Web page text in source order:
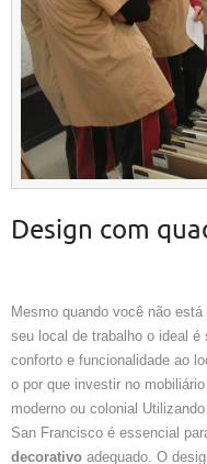
Design com
Mesmo quando você não
seu local de trabalho o ideal é
conforto e funcionalidade ao
o por que investir no
moderno ou colonial
San Francisco é essencial
decorativo adequado. O